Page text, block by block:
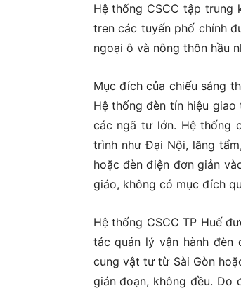
Hệ thống CSCC tập
tren các tuyến phố chính
ngoại ô và nông thôn hầu
Mục đích của chiếu sáng
Hệ thống đèn tín hiệu
các ngã tư lớn. Hệ thống
trình như Đại Nội, lăng
hoặc đèn điện đơn giản
giáo, không có mục đích
Hệ thống CSCC TP Huế
tác quản lý vận hành
cung vật tư từ Sài Gòn
gián đoạn, không đều.